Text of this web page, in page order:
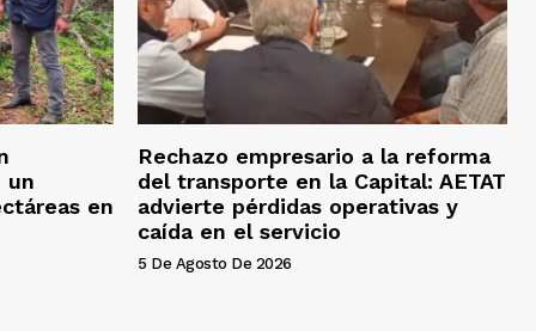
un
en
Rechazo empresario a la reforma
del transporte en la Capital: AETAT
advierte pérdidas operativas y
caída en el servicio
5 De Agosto De 2026